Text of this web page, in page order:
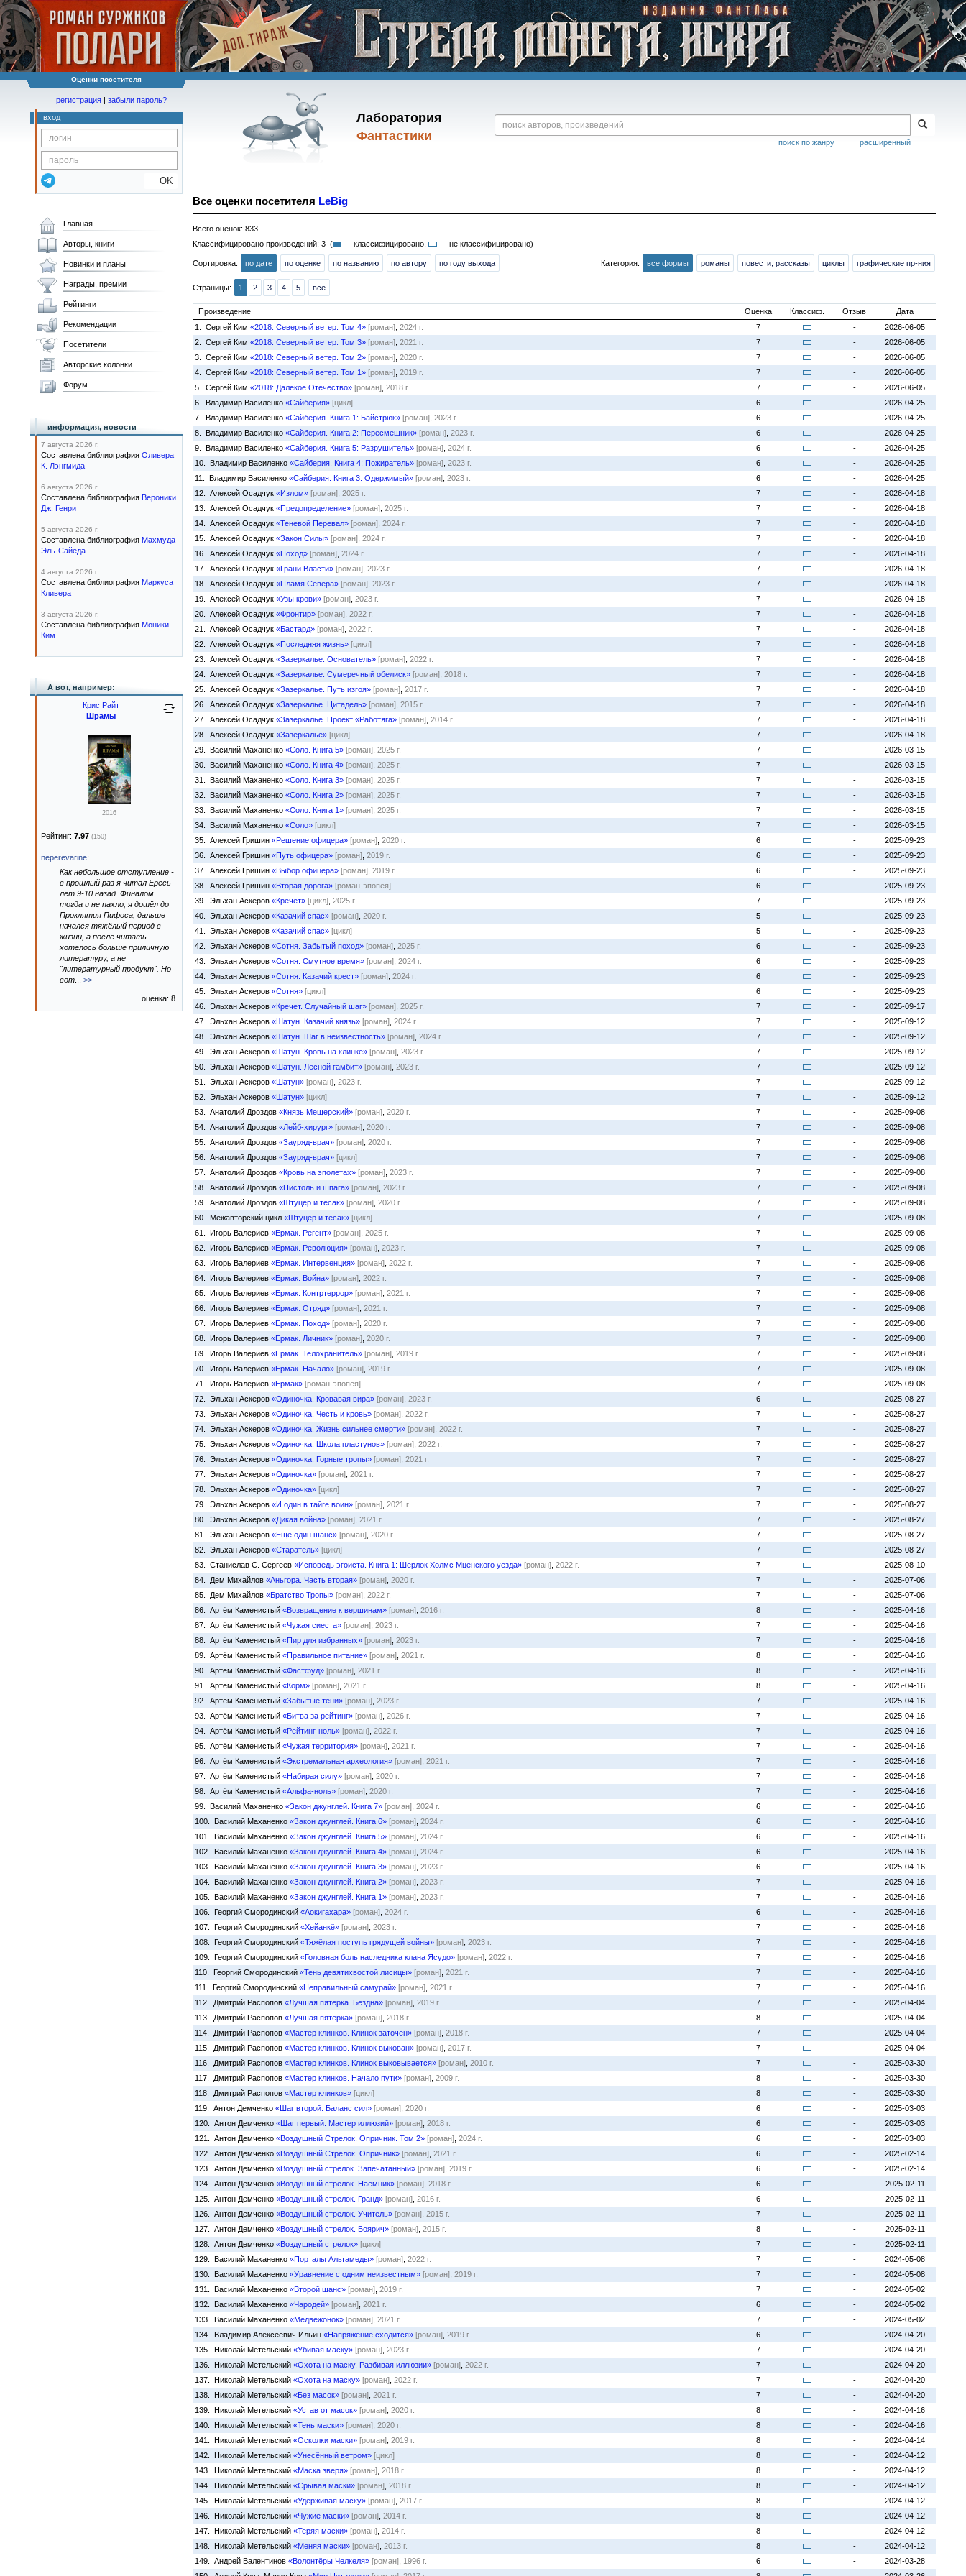
Оценки посетителя
Лаборатория
Фантастики
расширенный
поиск по жанру
регистрация | забыли пароль?
вход
OK
Все оценки посетителя LeBig
Всего оценок: 833
Классифицировано произведений: 3 (
— классифицировано, — не классифицировано)
Сортировка: по дате по оценке по названию по автору по году выхода Категория: все формы романы повести, рассказы циклы графические пр-ния
Страницы: 1 2 3 4 5 все
Произведение Оценка Классиф. Отзыв
Дата
1. Сергей Ким «2018: Северный ветер. Том 4» [роман] 2024 г. 7 -
2026-06-05
2. Сергей Ким «2018: Северный ветер. Том 3» [роман] 2021 г. 7 -
2026-06-05
3. Сергей Ким «2018: Северный ветер. Том 2» [роман] 2020 г. 7 -
2026-06-05
4. Сергей Ким «2018: Северный ветер. Том 1» [роман] 2019 г. 7 -
2026-06-05
5. Сергей Ким «2018: Далёкое Отечество» [роман] 2018 г. 7 -
2026-06-05
6. Владимир Василенко «Сайберия» [цикл] 6 -
2026-04-25
7. Владимир Василенко «Сайберия. Книга 1: Байстрюк» [роман] 2023 г. 6 -
2026-04-25
8. Владимир Василенко «Сайберия. Книга 2: Пересмешник» [роман] 2023 г. 6 -
2026-04-25
9. Владимир Василенко «Сайберия. Книга 5: Разрушитель» [роман] 2024 г. 6 -
2026-04-25
10. Владимир Василенко «Сайберия. Книга 4: Пожиратель» [роман] 2023 г. 6 -
2026-04-25
11. Владимир Василенко «Сайберия. Книга 3: Одержимый» [роман] 2023 г. 6 -
2026-04-25
12. Алексей Осадчук «Излом» [роман] 2025 г. 7 -
2026-04-18
13. Алексей Осадчук «Предопределение» [роман] 2025 г. 7 -
2026-04-18
14. Алексей Осадчук «Теневой Перевал» [роман] 2024 г. 7 -
2026-04-18
15. Алексей Осадчук «Закон Силы» [роман] 2024 г. 7 -
2026-04-18
16. Алексей Осадчук «Поход» [роман] 2024 г. 7 -
2026-04-18
17. Алексей Осадчук «Грани Власти» [роман] 2023 г. 7 -
2026-04-18
18. Алексей Осадчук «Пламя Севера» [роман] 2023 г. 7 -
2026-04-18
19. Алексей Осадчук «Узы крови» [роман] 2023 г. 7 -
2026-04-18
20. Алексей Осадчук «Фронтир» [роман] 2022 г. 7 -
2026-04-18
21. Алексей Осадчук «Бастард» [роман] 2022 г. 7 -
2026-04-18
22. Алексей Осадчук «Последняя жизнь» [цикл] 7 -
2026-04-18
23. Алексей Осадчук «Зазеркалье. Основатель» [роман] 2022 г. 7 -
2026-04-18
24. Алексей Осадчук «Зазеркалье. Сумеречный обелиск» [роман] 2018 г. 7 -
2026-04-18
25. Алексей Осадчук «Зазеркалье. Путь изгоя» [роман] 2017 г. 7 -
2026-04-18
26. Алексей Осадчук «Зазеркалье. Цитадель» [роман] 2015 г. 7 -
2026-04-18
27. Алексей Осадчук «Зазеркалье. Проект «Работяга» [роман] 2014 г. 7 -
2026-04-18
28. Алексей Осадчук «Зазеркалье» [цикл] 7 -
2026-04-18
29. Василий Маханенко «Соло. Книга 5» [роман] 2025 г. 7 -
2026-03-15
30. Василий Маханенко «Соло. Книга 4» [роман] 2025 г. 7 -
2026-03-15
31. Василий Маханенко «Соло. Книга 3» [роман] 2025 г. 7 -
2026-03-15
32. Василий Маханенко «Соло. Книга 2» [роман] 2025 г. 7 -
2026-03-15
33. Василий Маханенко «Соло. Книга 1» [роман] 2025 г. 7 -
2026-03-15
34. Василий Маханенко «Соло» [цикл] 7 -
2026-03-15
35. Алексей Гришин «Решение офицера» [роман] 2020 г. 6 -
2025-09-23
36. Алексей Гришин «Путь офицера» [роман] 2019 г. 6 -
2025-09-23
37. Алексей Гришин «Выбор офицера» [роман] 2019 г. 6 -
2025-09-23
38. Алексей Гришин «Вторая дорога» [роман-эпопея] 6 -
2025-09-23
39. Эльхан Аскеров «Кречет» [цикл] 2025 г. 7 -
2025-09-23
40. Эльхан Аскеров «Казачий спас» [роман] 2020 г. 5 -
2025-09-23
41. Эльхан Аскеров «Казачий спас» [цикл] 5 -
2025-09-23
42. Эльхан Аскеров «Сотня. Забытый поход» [роман] 2025 г. 6 -
2025-09-23
43. Эльхан Аскеров «Сотня. Смутное время» [роман] 2024 г. 6 -
2025-09-23
44. Эльхан Аскеров «Сотня. Казачий крест» [роман] 2024 г. 6 -
2025-09-23
45. Эльхан Аскеров «Сотня» [цикл] 6 -
2025-09-23
46. Эльхан Аскеров «Кречет. Случайный шаг» [роман] 2025 г. 7 -
2025-09-17
47. Эльхан Аскеров «Шатун. Казачий князь» [роман] 2024 г. 7 -
2025-09-12
48. Эльхан Аскеров «Шатун. Шаг в неизвестность» [роман] 2024 г. 7 -
2025-09-12
49. Эльхан Аскеров «Шатун. Кровь на клинке» [роман] 2023 г. 7 -
2025-09-12
50. Эльхан Аскеров «Шатун. Лесной гамбит» [роман] 2023 г. 7 -
2025-09-12
51. Эльхан Аскеров «Шатун» [роман] 2023 г. 7 -
2025-09-12
52. Эльхан Аскеров «Шатун» [цикл] 7 -
2025-09-12
53. Анатолий Дроздов «Князь Мещерский» [роман] 2020 г. 7 -
2025-09-08
54. Анатолий Дроздов «Лейб-хирург» [роман] 2020 г. 7 -
2025-09-08
55. Анатолий Дроздов «Зауряд-врач» [роман] 2020 г. 7 -
2025-09-08
56. Анатолий Дроздов «Зауряд-врач» [цикл] 7 -
2025-09-08
57. Анатолий Дроздов «Кровь на эполетах» [роман] 2023 г. 7 -
2025-09-08
58. Анатолий Дроздов «Пистоль и шпага» [роман] 2023 г. 7 -
2025-09-08
59. Анатолий Дроздов «Штуцер и тесак» [роман] 2020 г. 7 -
2025-09-08
60. Межавторский цикл «Штуцер и тесак» [цикл] 7 -
2025-09-08
61. Игорь Валериев «Ермак. Регент» [роман] 2025 г. 7 -
2025-09-08
62. Игорь Валериев «Ермак. Революция» [роман] 2023 г. 7 -
2025-09-08
63. Игорь Валериев «Ермак. Интервенция» [роман] 2022 г. 7 -
2025-09-08
64. Игорь Валериев «Ермак. Война» [роман] 2022 г. 7 -
2025-09-08
65. Игорь Валериев «Ермак. Контртеррор» [роман] 2021 г. 7 -
2025-09-08
66. Игорь Валериев «Ермак. Отряд» [роман] 2021 г. 7 -
2025-09-08
67. Игорь Валериев «Ермак. Поход» [роман] 2020 г. 7 -
2025-09-08
68. Игорь Валериев «Ермак. Личник» [роман] 2020 г. 7 -
2025-09-08
69. Игорь Валериев «Ермак. Телохранитель» [роман] 2019 г. 7 -
2025-09-08
70. Игорь Валериев «Ермак. Начало» [роман] 2019 г. 7 -
2025-09-08
71. Игорь Валериев «Ермак» [роман-эпопея] 7 -
2025-09-08
72. Эльхан Аскеров «Одиночка. Кровавая вира» [роман] 2023 г. 6 -
2025-08-27
73. Эльхан Аскеров «Одиночка. Честь и кровь» [роман] 2022 г. 7 -
2025-08-27
74. Эльхан Аскеров «Одиночка. Жизнь сильнее смерти» [роман] 2022 г. 7 -
2025-08-27
75. Эльхан Аскеров «Одиночка. Школа пластунов» [роман] 2022 г. 7 -
2025-08-27
76. Эльхан Аскеров «Одиночка. Горные тропы» [роман] 2021 г. 7 -
2025-08-27
77. Эльхан Аскеров «Одиночка» [роман] 2021 г. 7 -
2025-08-27
78. Эльхан Аскеров «Одиночка» [цикл] 7 -
2025-08-27
79. Эльхан Аскеров «И один в тайге воин» [роман] 2021 г. 7 -
2025-08-27
80. Эльхан Аскеров «Дикая война» [роман] 2021 г. 7 -
2025-08-27
81. Эльхан Аскеров «Ещё один шанс» [роман] 2020 г. 7 -
2025-08-27
82. Эльхан Аскеров «Старатель» [цикл] 7 -
2025-08-27
83. Станислав С. Сергеев «Исповедь эгоиста. Книга 1: Шерлок Холмс Мценского уезда» [роман] 2022 г. 7 -
2025-08-10
84. Дем Михайлов «Аньгора. Часть вторая» [роман] 2020 г. 7 -
2025-07-06
85. Дем Михайлов «Братство Тропы» [роман] 2022 г. 7 -
2025-07-06
86. Артём Каменистый «Возвращение к вершинам» [роман] 2016 г. 8 -
2025-04-16
87. Артём Каменистый «Чужая сиеста» [роман] 2023 г. 7 -
2025-04-16
88. Артём Каменистый «Пир для избранных» [роман] 2023 г. 7 -
2025-04-16
89. Артём Каменистый «Правильное питание» [роман] 2021 г. 8 -
2025-04-16
90. Артём Каменистый «Фастфуд» [роман] 2021 г. 8 -
2025-04-16
91. Артём Каменистый «Корм» [роман] 2021 г. 8 -
2025-04-16
92. Артём Каменистый «Забытые тени» [роман] 2023 г. 7 -
2025-04-16
93. Артём Каменистый «Битва за рейтинг» [роман] 2026 г. 7 -
2025-04-16
94. Артём Каменистый «Рейтинг-ноль» [роман] 2022 г. 7 -
2025-04-16
95. Артём Каменистый «Чужая территория» [роман] 2021 г. 7 -
2025-04-16
96. Артём Каменистый «Экстремальная археология» [роман] 2021 г. 7 -
2025-04-16
97. Артём Каменистый «Набирая силу» [роман] 2020 г. 7 -
2025-04-16
98. Артём Каменистый «Альфа-ноль» [роман] 2020 г. 7 -
2025-04-16
99. Василий Маханенко «Закон джунглей. Книга 7» [роман] 2024 г. 6 -
2025-04-16
100. Василий Маханенко «Закон джунглей. Книга 6» [роман] 2024 г. 6 -
2025-04-16
101. Василий Маханенко «Закон джунглей. Книга 5» [роман] 2024 г. 6 -
2025-04-16
102. Василий Маханенко «Закон джунглей. Книга 4» [роман] 2024 г. 6 -
2025-04-16
103. Василий Маханенко «Закон джунглей. Книга 3» [роман] 2023 г. 6 -
2025-04-16
104. Василий Маханенко «Закон джунглей. Книга 2» [роман] 2023 г. 7 -
2025-04-16
105. Василий Маханенко «Закон джунглей. Книга 1» [роман] 2023 г. 7 -
2025-04-16
106. Георгий Смородинский «Аокигахара» [роман] 2024 г. 6 -
2025-04-16
107. Георгий Смородинский «Хейанкё» [роман] 2023 г. 7 -
2025-04-16
108. Георгий Смородинский «Тяжёлая поступь грядущей войны» [роман] 2023 г. 7 -
2025-04-16
109. Георгий Смородинский «Головная боль наследника клана Ясудо» [роман] 2022 г. 7 -
2025-04-16
110. Георгий Смородинский «Тень девятихвостой лисицы» [роман] 2021 г. 7 -
2025-04-16
111. Георгий Смородинский «Неправильный самурай» [роман] 2021 г. 7 -
2025-04-16
112. Дмитрий Распопов «Лучшая пятёрка. Бездна» [роман] 2019 г. 7 -
2025-04-04
113. Дмитрий Распопов «Лучшая пятёрка» [роман] 2018 г. 8 -
2025-04-04
114. Дмитрий Распопов «Мастер клинков. Клинок заточен» [роман] 2018 г. 7 -
2025-04-04
115. Дмитрий Распопов «Мастер клинков. Клинок выкован» [роман] 2017 г. 7 -
2025-04-04
116. Дмитрий Распопов «Мастер клинков. Клинок выковывается» [роман] 2010 г. 7 -
2025-03-30
117. Дмитрий Распопов «Мастер клинков. Начало пути» [роман] 2009 г. 8 -
2025-03-30
118. Дмитрий Распопов «Мастер клинков» [цикл] 8 -
2025-03-30
119. Антон Демченко «Шаг второй. Баланс сил» [роман] 2020 г. 6 -
2025-03-03
120. Антон Демченко «Шаг первый. Мастер иллюзий» [роман] 2018 г. 6 -
2025-03-03
121. Антон Демченко «Воздушный Стрелок. Опричник. Том 2» [роман] 2024 г. 6 -
2025-03-03
122. Антон Демченко «Воздушный Стрелок. Опричник» [роман] 2021 г. 6 -
2025-02-14
123. Антон Демченко «Воздушный стрелок. Запечатанный» [роман] 2019 г. 6 -
2025-02-14
124. Антон Демченко «Воздушный стрелок. Наёмник» [роман] 2018 г. 6 -
2025-02-11
125. Антон Демченко «Воздушный стрелок. Гранд» [роман] 2016 г. 6 -
2025-02-11
126. Антон Демченко «Воздушный стрелок. Учитель» [роман] 2015 г. 7 -
2025-02-11
127. Антон Демченко «Воздушный стрелок. Боярич» [роман] 2015 г. 8 -
2025-02-11
128. Антон Демченко «Воздушный стрелок» [цикл] 7 -
2025-02-11
129. Василий Маханенко «Порталы Альтамеды» [роман] 2022 г. 7 -
2024-05-08
130. Василий Маханенко «Уравнение с одним неизвестным» [роман] 2019 г. 7 -
2024-05-08
131. Василий Маханенко «Второй шанс» [роман] 2019 г. 7 -
2024-05-02
132. Василий Маханенко «Чародей» [роман] 2021 г. 6 -
2024-05-02
133. Василий Маханенко «Медвежонок» [роман] 2021 г. 7 -
2024-05-02
134. Владимир Алексеевич Ильин «Напряжение сходится» [роман] 2019 г. 6 -
2024-04-20
135. Николай Метельский «Убивая маску» [роман] 2023 г. 7 -
2024-04-20
136. Николай Метельский «Охота на маску. Разбивая иллюзии» [роман] 2022 г. 7 -
2024-04-20
137. Николай Метельский «Охота на маску» [роман] 2022 г. 7 -
2024-04-20
138. Николай Метельский «Без масок» [роман] 2021 г. 7 -
2024-04-20
139. Николай Метельский «Устав от масок» [роман] 2020 г. 8 -
2024-04-16
140. Николай Метельский «Тень маски» [роман] 2020 г. 8 -
2024-04-16
141. Николай Метельский «Осколки маски» [роман] 2019 г. 8 -
2024-04-14
142. Николай Метельский «Унесённый ветром» [цикл] 8 -
2024-04-12
143. Николай Метельский «Маска зверя» [роман] 2018 г. 8 -
2024-04-12
144. Николай Метельский «Срывая маски» [роман] 2018 г. 8 -
2024-04-12
145. Николай Метельский «Удерживая маску» [роман] 2017 г. 8 -
2024-04-12
146. Николай Метельский «Чужие маски» [роман] 2014 г. 8 -
2024-04-12
147. Николай Метельский «Теряя маски» [роман] 2014 г. 8 -
2024-04-12
148. Николай Метельский «Меняя маски» [роман] 2013 г. 8 -
2024-04-12
149. Андрей Валентинов «Волонтёры Челкеля» [роман] 1996 г. 6 -
2024-03-28
Главная
Авторы, книги
Новинки и планы
Награды, премии
Рейтинги
Рекомендации
Посетители
Авторские колонки
Форум
информация, новости
7 августа 2026 г.
Составлена библиография Оливера
К. Лэнгмида
6 августа 2026 г.
Составлена библиография Вероники
Дж. Генри
5 августа 2026 г.
Составлена библиография Махмуда
Эль-Сайеда
4 августа 2026 г.
Составлена библиография Маркуса
Кливера
3 августа 2026 г.
Составлена библиография Моники
Ким
А вот, например:
Крис Райт
Шрамы
2016
Рейтинг: 7.97 (150)
neperevarine:
Как небольшое отступление -
в прошлый раз я читал Ересь
лет 9-10 назад. Финалом
тогда и не пахло, я дошёл до
Проклятия Пифоса, дальше
начался тяжёлый период в
жизни, а после читать
хотелось больше приличную
литературу, а не
"литературный продукт". Но
вот
>>
оценка: 8